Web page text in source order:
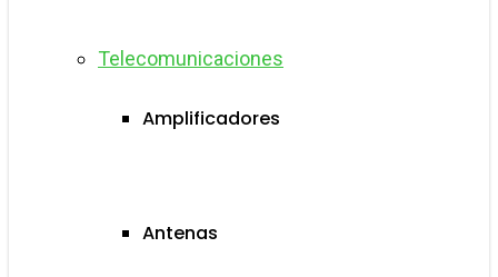
Telecomunicaciones
Amplificadores
Antenas